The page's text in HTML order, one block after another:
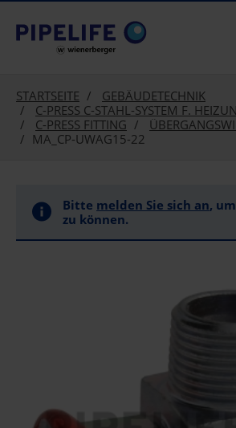
text.skipToContent
text.skipToNavigation
STARTSEITE
GEBÄUDETECHNIK
C-PRESS C-STAHL-SYSTEM F.
C-PRESS FITTING
MA_CP-UWAG15-22
Bitte melden Sie sich an,
zu können.